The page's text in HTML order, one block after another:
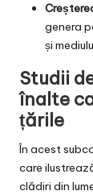
genera
și
Studii
înalte
țările
În acest
care
clădiri din